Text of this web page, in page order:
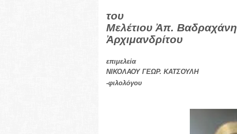
του
Μελέτιου Ἀπ. Βαδραχάνη
Ἀρχιμανδρίτου
επιμελεία
ΝΙΚΟΛΑΟΥ ΓΕΩΡ. ΚΑΤΣΟΥΛΗ
-φιλολόγου